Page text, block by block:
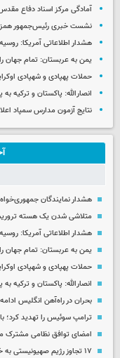
آمادگی مرکز اسناد دفاع
نشست خبری رئیس‌جمهور
هشدار اطلاعاتی آمریکا:
یمن به عربستان: تمام جهان
حملات پهپادی و شهپادی
انصارالله: پاکستان و ترکیه
نتایج آزمون مدارس سمپاد اعلام
هشدار نمایندگان
متلاشی شدن یک هسته
هشدار اطلاعاتی آمریکا:
یمن به عربستان: تمام جهان
حملات پهپادی و شهپادی
انصارالله: پاکستان و ترکیه
بحران در راه‌آهن انگلیس ادامه دارد؛
ترامپ سوئیس را تهدید کرد؛
امضای توافق نظامی مشترک
۱۷ تجاوز رژیم صهیونیستی به خاک سوریه در ۴۸ ساعت گذشته